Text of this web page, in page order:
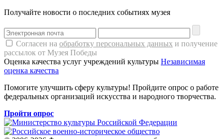
Получайте новости о последних событиях музея
Согласен на обработку персональных данных и получение
рассылок от Музея Победы
Оценка качества услуг учреждений культуры Независимая
оценка качества
Помогите улучшить сферу культуры! Пройдите опрос о работе
федеральных организаций искусства и народного творчества.
Пройти опрос